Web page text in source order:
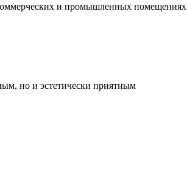
и промышленных помещениях
но и эстетически приятным